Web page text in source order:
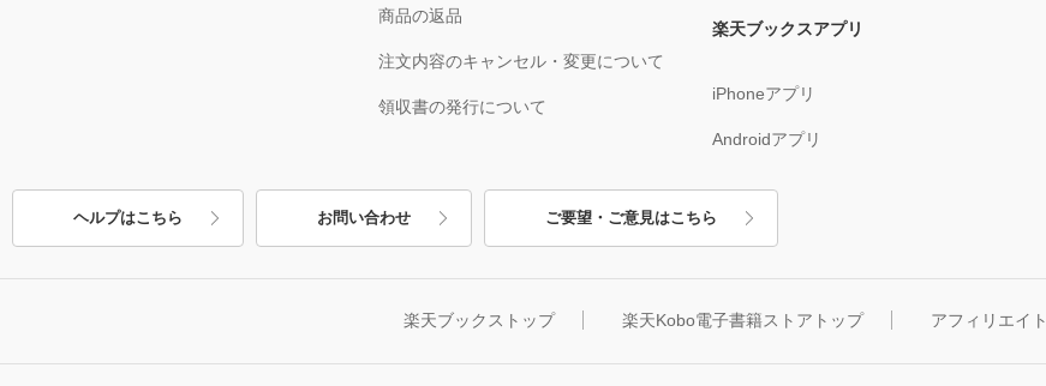
商品の返品
注文内容のキャンセル・変更について
領収書の発行について
楽天ブックスアプリ
iPhoneアプリ
Androidアプリ
ヘルプはこちら お問い合わせ ご要望・ご意見はこちら
楽天ブックストップ 楽天Kobo電子書籍ストアトップ アフィリエイト